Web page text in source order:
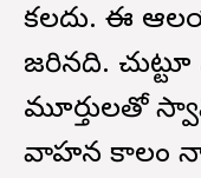
కలదు. ఈ
జరిగినది.
మూర్తులతో
వాహన కాలం